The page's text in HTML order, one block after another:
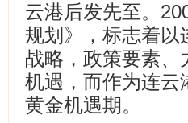
云港后发先至。
规划》，标志着以
战略，政策要素、
机遇，而作为连云
黄金机遇期。